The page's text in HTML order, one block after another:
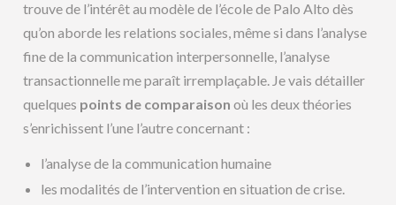
trouve de l’intérêt au modèle de l’école de Palo Alto dès
qu’on aborde les relations sociales, même si dans l’analyse
fine de la communication interpersonnelle, l’analyse
transactionnelle me paraît irremplaçable. Je vais détailler
quelques points de comparaison où les deux théories
s’enrichissent l’une l’autre concernant :
l’analyse de la communication humaine
les modalités de l’intervention en situation de crise.